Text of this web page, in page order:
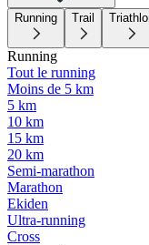
Running Trail
Running
Tout le running
Moins de 5 km
5 km
10 km
15 km
20 km
Semi-marathon
Marathon
Ekiden
Ultra-running
Cross